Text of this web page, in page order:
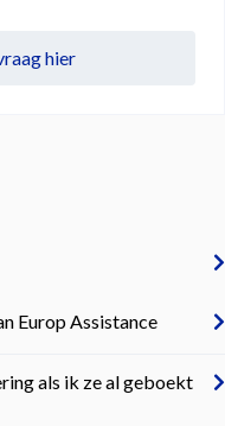
hier
Europ Assistance
als ik ze al geboekt